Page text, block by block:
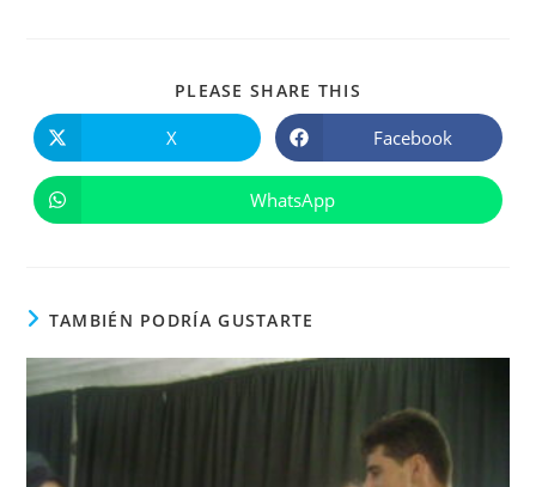
PLEASE SHARE THIS
abre
en
ventana
X Se
abre
en
ventana
Facebook
Se
abre
WhatsApp
TAMBIÉN PODRÍA GUSTARTE